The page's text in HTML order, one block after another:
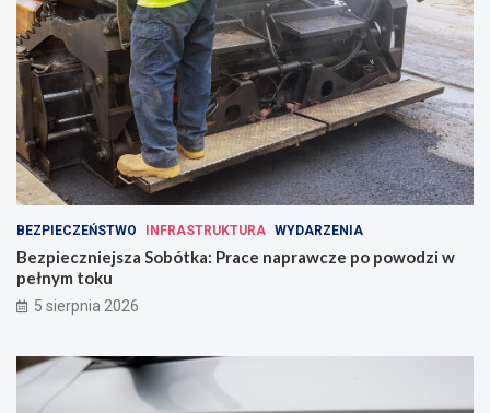
BEZPIECZEŃSTWO INFRASTRUKTURA WYDARZENIA
Bezpieczniejsza Sobótka: Prace naprawcze po powodzi w
pełnym toku
5 sierpnia 2026